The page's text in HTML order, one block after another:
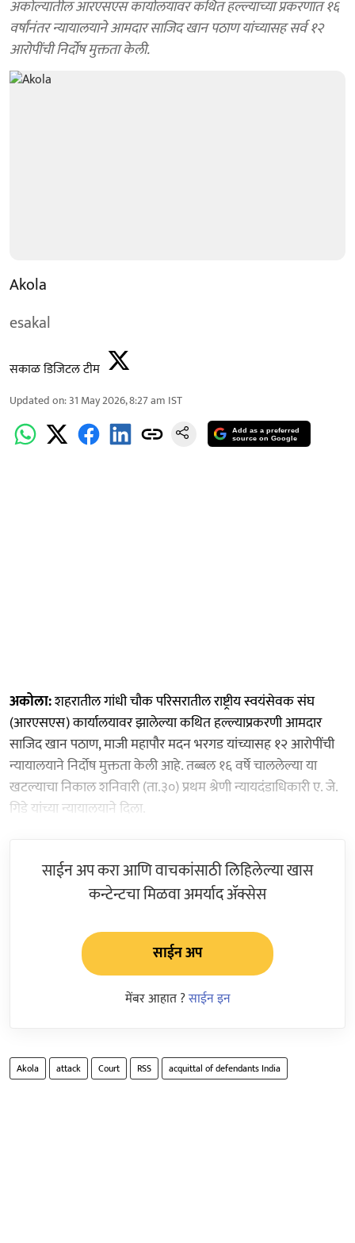
अकोल्यातील आरएसएस कार्यालयावर कथित हल्ल्याच्या प्रकरणात १६
वर्षांनंतर न्यायालयाने आमदार साजिद खान पठाण यांच्यासह सर्व १२
आरोपींची निर्दोष मुक्तता केली.
Akola
esakal
सकाळ डिजिटल टीम
Updated on:31 May 2026, 8:27 am IST
Add as a preferred
source on Google
अकोला:शहरातील गांधी चौक परिसरातील राष्ट्रीय स्वयंसेवक संघ
(आरएसएस) कार्यालयावर झालेल्या कथित हल्ल्याप्रकरणी आमदार
साजिद खान पठाण, माजी महापौर मदन भरगड यांच्यासह १२ आरोपींची
न्यायालयाने निर्दोष मुक्तता केली आहे. तब्बल १६ वर्षे चाललेल्या या
खटल्याचा निकाल शनिवारी (ता.३०) प्रथम श्रेणी न्यायदंडाधिकारी ए. जे.
गिडे यांच्या न्यायालयाने दिला.
साईन अप करा आणि वाचकांसाठी लिहिलेल्या खास
कन्टेन्टचा मिळवा अमर्याद ॲक्सेस
साईन अप
मेंबर आहात ?साईन इन
Akola attack Court RSS acquittal of defendants India